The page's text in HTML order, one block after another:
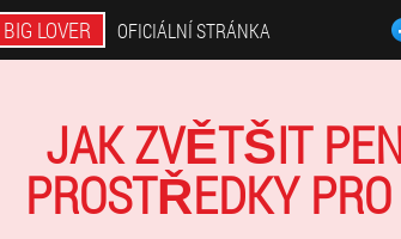
BIG LOVER OFICIÁLNÍ STRÁNKA
JAK ZVĚTŠIT
PROSTŘEDKY